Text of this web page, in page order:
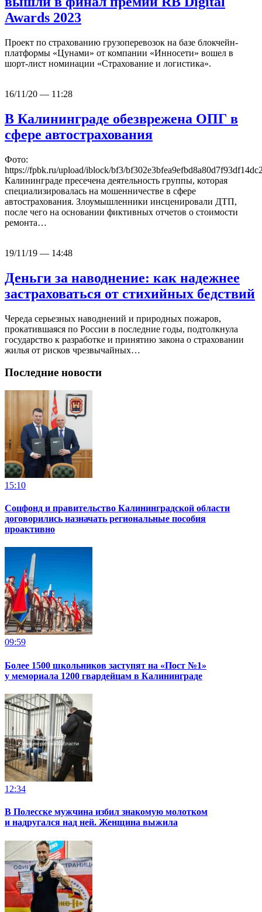
Awards 2023
Проект по страхованию грузоперевозок на базе блокчейн-
платформы «Цунами» от компании «Инносети» вошел в
шорт-лист номинации «Страхование и логистика».
16/11/20 — 11:28
В Калининграде обезврежена ОПГ в
сфере автострахования
Фото:
https://fpbk.ru/upload/iblock/bf3/
Калининграде пресечена деятельность группы, которая
специализировалась на мошенничестве в сфере
автострахования. Злоумышленники инсценировали ДТП,
после чего на основании фиктивных отчетов о стоимости
ремонта…
19/11/19 — 14:48
Деньги за наводнение: как надежнее
застраховаться от стихийных бедствий
Череда серьезных наводнений и природных пожаров,
прокатившаяся по России в последние годы, подтолкнула
государство к разработке и принятию закона о страховании
жилья от рисков чрезвычайных…
Последние новости
15:10
Соцфонд и правительство Калининградской области
договорились назначать региональные пособия
проактивно
09:59
Более 1500 школьников заступят на «Пост №1»
у мемориала 1200 гвардейцам в Калининграде
12:34
В Полесске мужчина избил знакомую молотком
и надругался над ней. Женщина выжила